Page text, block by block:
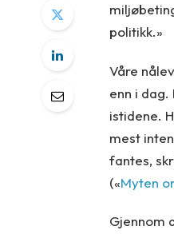
politikk.»
Våre
enn i
istidene.
mest
fantes,
(«Myten
Gjennom